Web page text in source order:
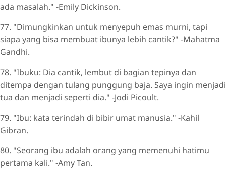
ada masalah." -Emily Dickinson.
77. "Dimungkinkan untuk menyepuh emas murni, tapi
siapa yang bisa membuat ibunya lebih cantik?" -Mahatma
Gandhi.
78. "Ibuku: Dia cantik, lembut di bagian tepinya dan
ditempa dengan tulang punggung baja. Saya ingin menjadi
tua dan menjadi seperti dia." -Jodi Picoult.
79. "Ibu: kata terindah di bibir umat manusia." -Kahil
Gibran.
80. "Seorang ibu adalah orang yang memenuhi hatimu
pertama kali." -Amy Tan.